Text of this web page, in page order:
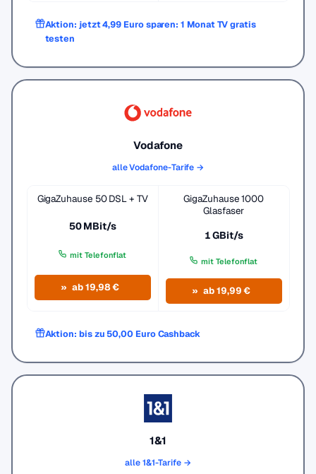
Aktion: jetzt 4,99 Euro sparen: 1 Monat TV gratis
testen
Vodafone
alle Vodafone-Tarife →
GigaZuhause 50 DSL + TV
50 MBit/s
mit Telefonflat
ab 19,98 €
GigaZuhause 1000
Glasfaser
1 GBit/s
mit Telefonflat
ab 19,99 €
Aktion: bis zu 50,00 Euro Cashback
1&1
alle 1&1-Tarife →